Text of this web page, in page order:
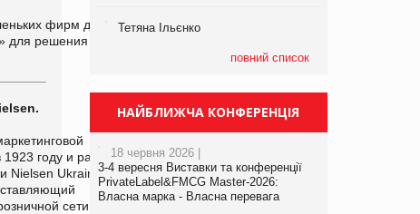
фирм до крупных
для решения самых
1923 году и работающей
Nielsen Ukraine –
сети.
Тетяна Ільєнко
повний список
НАЙБЛИЖЧА КОНФЕРЕНЦІЯ
18 червня 2026 |
3-4 вересня Виставки та конференції
PrivateLabel&FMCG Master-2026:
Власна марка - Власна перевага